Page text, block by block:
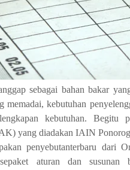
sebagai bahan bakar
memadai, kebutuhan
kebutuhan.
yang diadakan IAIN
penyebutanterbaru dari
aturan dan